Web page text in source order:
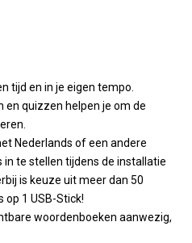
tijd en in je eigen tempo.
en quizzen helpen je om de
Nederlands of een andere
in te stellen tijdens de installatie
is keuze uit meer dan 50
op 1 USB-Stick!
woordenboeken aanwezig,